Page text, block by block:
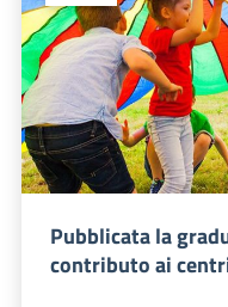
Pubblicata la
contributo ai